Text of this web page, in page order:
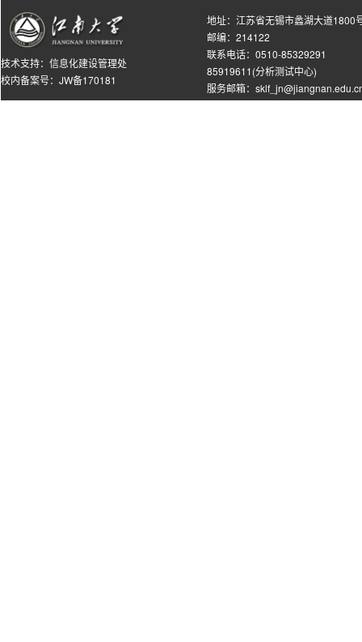
技术支持： 信息化建设管理处
校内备案号：JW备170181
地址：江苏省无锡市蠡湖大道1800
邮编：214122
联系电话：0510-85329291
85919611(分析测试中心)
服务邮箱：